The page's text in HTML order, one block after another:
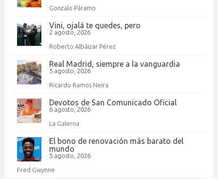
Gonzalo Páramo
Vini, ojalá te quedes, pero
2 agosto, 2026
Roberto Albáizar Pérez
Real Madrid, siempre a la vanguardia
5 agosto, 2026
Ricardo Ramos Neira
Devotos de San Comunicado Oficial
6 agosto, 2026
La Galerna
El bono de renovación más barato del
mundo
5 agosto, 2026
Fred Gwynne